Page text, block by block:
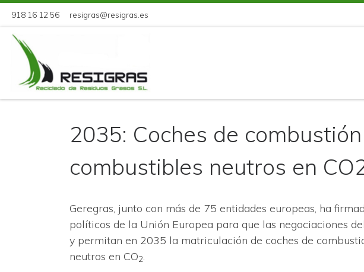
Skip to content
918 16 12 56 resigras@resigras.es
2035: Coches de
combustibles neutros en
Geregras, junto con más de 75 entidades europeas, ha
políticos de la Unión Europea para que las negociaciones
y permitan en 2035 la matriculación de coches de
neutros en CO2.